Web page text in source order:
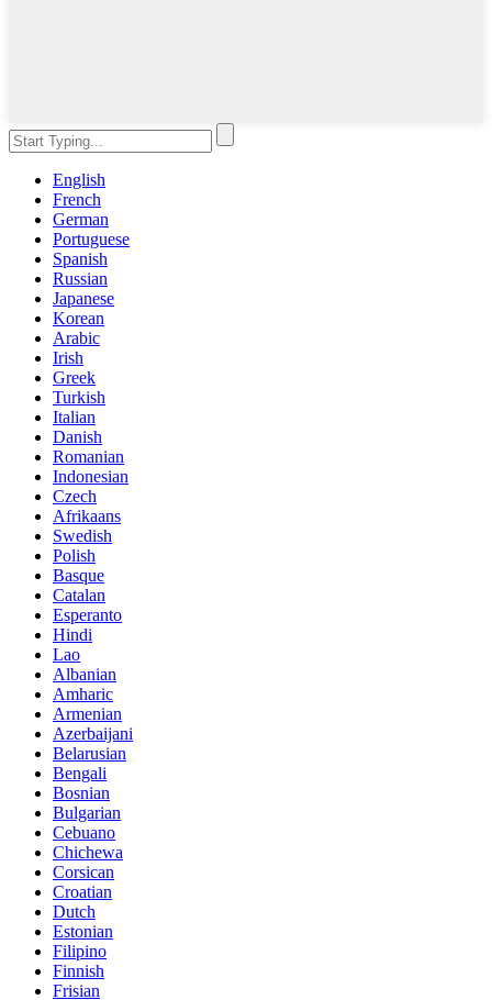
English
French
German
Portuguese
Spanish
Russian
Japanese
Korean
Arabic
Irish
Greek
Turkish
Italian
Danish
Romanian
Indonesian
Czech
Afrikaans
Swedish
Polish
Basque
Catalan
Esperanto
Hindi
Lao
Albanian
Amharic
Armenian
Azerbaijani
Belarusian
Bengali
Bosnian
Bulgarian
Cebuano
Chichewa
Corsican
Croatian
Dutch
Estonian
Filipino
Finnish
Frisian